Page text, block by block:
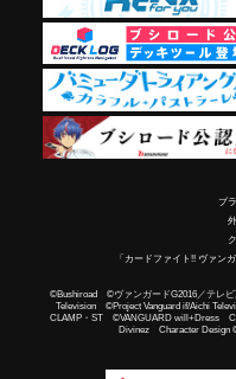
プ
「カードファイト!! ヴァン
©Bushiroad ©ヴァンガードG2016／テレ
Television ©Project Vanguard if/Aichi
CLAMP・ST ©VANGUARD will+Dress
Divinez Character Design